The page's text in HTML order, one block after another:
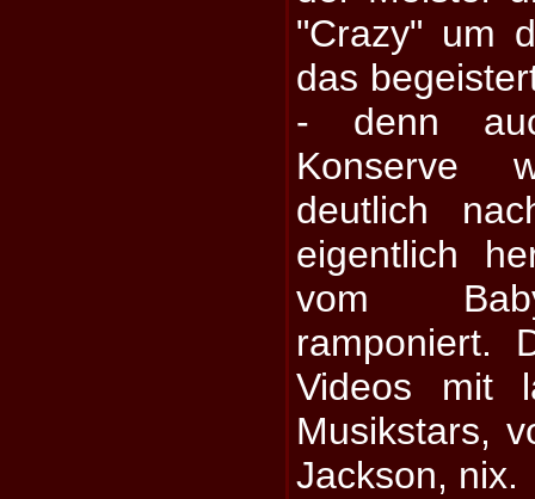
"Crazy" um
das
- denn
Konserve
deutlich
eigentlich
vom
ramponiert.
Videos mit
Musikstars,
Jackson, nix.